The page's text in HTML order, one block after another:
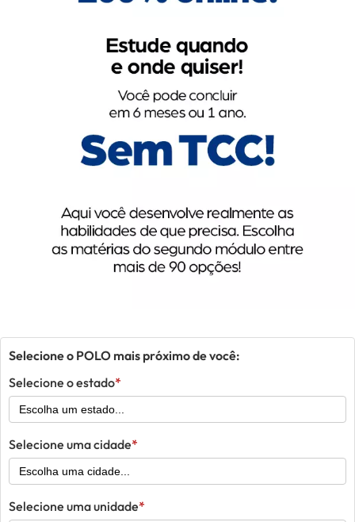
Selecione o POLO mais próximo de você:
Selecione o estado
Selecione uma cidade
Selecione uma unidade